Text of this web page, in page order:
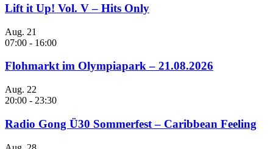
Lift it Up! Vol. V – Hits Only
Aug. 21
07:00 - 16:00
Flohmarkt im Olympiapark – 21.08.2026
Aug. 22
20:00 - 23:30
Radio Gong Ü30 Sommerfest – Caribbean Feeling